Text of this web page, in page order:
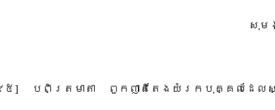
សុ​ម
៥​]​ ​បពិត្រ​មាតា​ ​ពួក​ញាតិ​តែង​យំ​រក​បុគ្គល​ដែល​